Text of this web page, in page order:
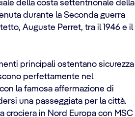
della costa settentrionale della
durante la Seconda guerra
Auguste Perret, tra il 1946 e il
principali ostentano sicurezza
perfettamente nel
la famosa affermazione di
una passeggiata per la città.
crociera in Nord Europa con MSC